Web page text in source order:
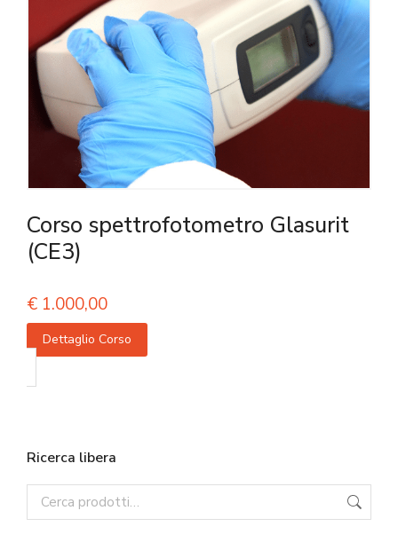
Corso spettrofotometro Glasurit
(CE3)
€ 1.000,00
Dettaglio Corso
Ricerca libera